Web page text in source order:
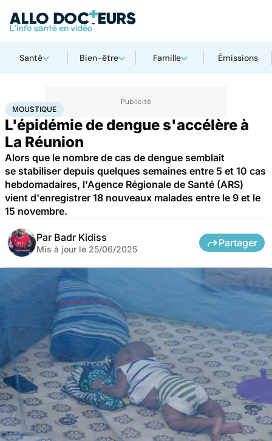
Santé Bien-être Famille Émissions
AccueilSantéMaladies Maladies infectieuses
MOUSTIQUE
L'épidémie de dengue s'accélère à
La Réunion
Alors que le nombre de cas de dengue semblait
se stabiliser depuis quelques semaines entre 5 et 10 cas
hebdomadaires, l'Agence Régionale de Santé (ARS)
vient d'enregistrer 18 nouveaux malades entre le 9 et le
15 novembre.
Par Badr Kidiss
Mis à jour le 25/06/2025
Partager